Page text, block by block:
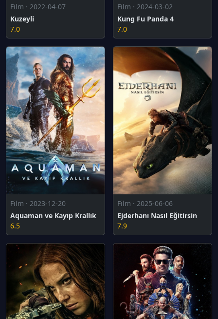
Film · 2022-04-07
Kuzeyli
7.0
Film · 2024-03-02
Kung Fu Panda 4
7.0
Film · 2023-12-20
Aquaman ve Kayıp Krallık
6.5
Film · 2025-06-06
Ejderhanı Nasıl Eğitirsin
7.9